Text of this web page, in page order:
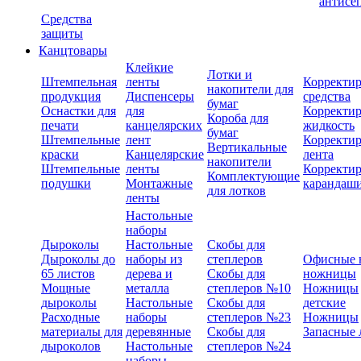
Средства
защиты
Канцтовары
Штемпельная
продукция
Оснастки для
печати
Штемпельные
краски
Штемпельные
подушки
Клейкие
ленты
Диспенсеры
для
канцелярских
лент
Канцелярские
ленты
Монтажные
ленты
Лотки и
накопители для
бумаг
Короба для
бумаг
Вертикальные
накопители
Комплектующие
для лотков
средства
жидкость
лента
Дыроколы
Дыроколы до
65 листов
Мощные
дыроколы
Расходные
материалы для
дыроколов
Настольные
наборы
Настольные
наборы из
дерева и
металла
Настольные
наборы
деревянные
Настольные
Скобы для
степлеров
Скобы для
степлеров №10
Скобы для
степлеров №23
Скобы для
степлеров №24
Офисные
ножницы
Ножницы
детские
Ножницы
Запасные